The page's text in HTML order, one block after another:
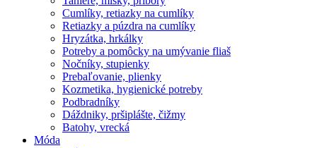
Cumlíky, retiazky na cumlíky
Retiazky a púzdra na cumlíky
Hryzátka, hrkálky
Potreby a pomôcky na umývanie fliaš
Nočníky, stupienky
Prebaľovanie, plienky
Kozmetika, hygienické potreby
Podbradníky
Dáždniky, pršiplášte, čižmy
Batohy, vrecká
Móda